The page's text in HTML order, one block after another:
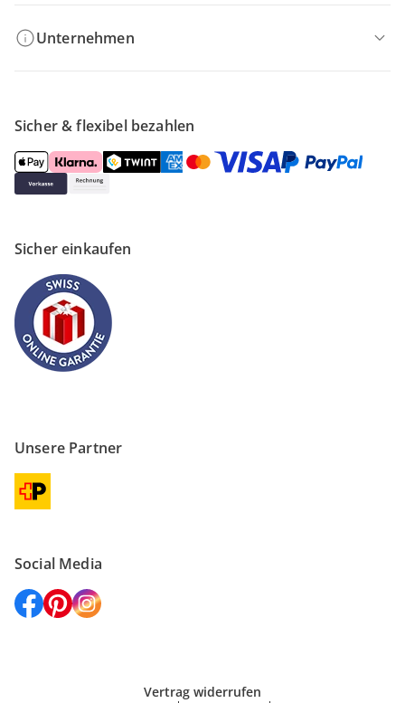
Unternehmen
Sicher & flexibel bezahlen
Sicher einkaufen
Unsere Partner
Social Media
Vertrag widerrufen